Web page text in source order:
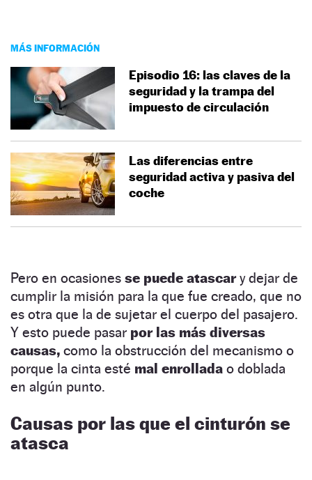
MÁS INFORMACIÓN
Episodio 16: las claves de la
seguridad y la trampa del
impuesto de circulación
Las diferencias entre
seguridad activa y pasiva del
coche
Pero en ocasiones se puede atascary dejar de
cumplir la misión para la que fue creado, que no
es otra que la de sujetar el cuerpo del pasajero.
Y esto puede pasar por las más diversas
causas, como la obstrucción del mecanismo o
porque la cinta esté mal enrollada o doblada
en algún punto.
Causas por las que el cinturón se
atasca